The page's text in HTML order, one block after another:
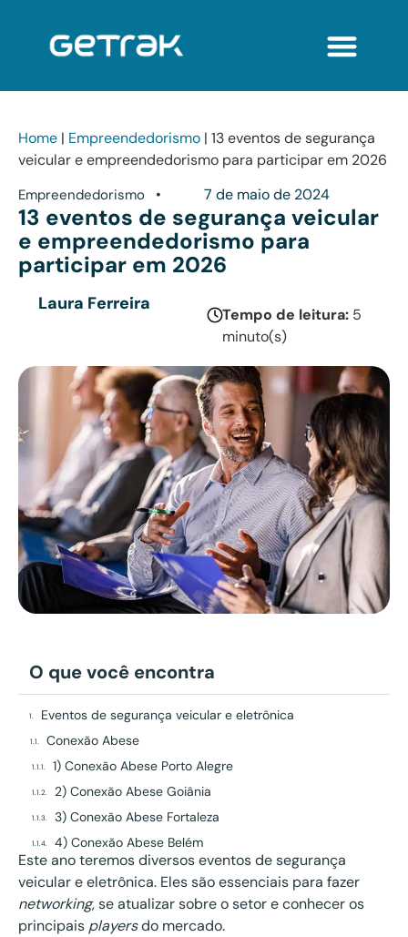
Home | Empreendedorismo | 13 eventos de segurança
veicular e empreendedorismo para participar em 2026
Empreendedorismo • 7 de maio de 2024
13 eventos de segurança veicular
e empreendedorismo para
participar em 2026
Laura Ferreira
Tempo de leitura: 5
minuto(s)
O que você encontra
Eventos de segurança veicular e eletrônica
Conexão Abese
1) Conexão Abese Porto Alegre
2) Conexão Abese Goiânia
3) Conexão Abese Fortaleza
4) Conexão Abese Belém
5) Conexão Abese Manaus
7) Conexão Abese Rio de Janeiro
Este ano teremos diversos eventos de segurança
veicular e eletrônica. Eles são essenciais para fazer
networking, se atualizar sobre o setor e conhecer os
principais playersdo mercado.